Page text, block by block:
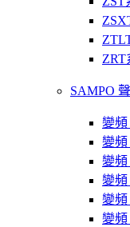
ZRT
SAMPO
變頻
變頻
變頻
變頻
變頻
變頻